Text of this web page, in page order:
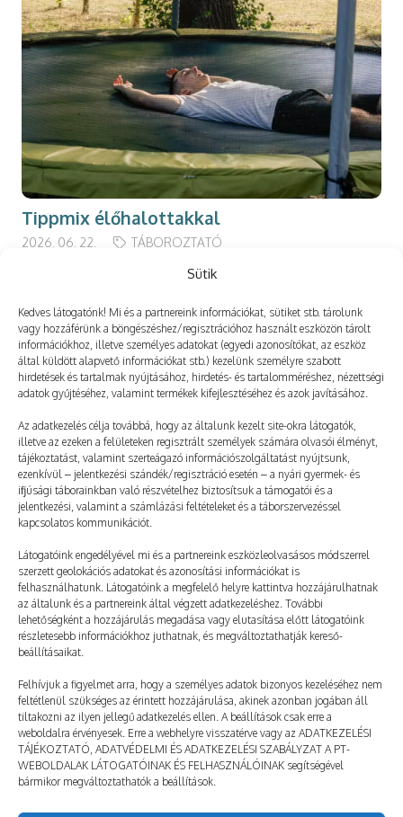
Sütik
Kedves látogatónk! Mi és a partnereink információkat, sütiket stb. tárolunk
vagy hozzáférünk a böngészéshez/regisztrációhoz használt eszközön tárolt
információkhoz, illetve személyes adatokat (egyedi azonosítókat, az eszköz
által küldött alapvető információkat stb.) kezelünk személyre szabott
hirdetések és tartalmak nyújtásához, hirdetés- és tartalomméréshez, nézettségi
adatok gyűjtéséhez, valamint termékek kifejlesztéséhez és azok javításához.
Az adatkezelés célja továbbá, hogy az általunk kezelt site-okra látogatók,
illetve az ezeken a felületeken regisztrált személyek számára olvasói élményt,
tájékoztatást, valamint szerteágazó információszolgáltatást nyújtsunk,
ezenkívül – jelentkezési szándék/regisztráció esetén – a nyári gyermek- és
ifjúsági táborainkban való részvételhez biztosítsuk a támogatói és a
jelentkezési, valamint a számlázási feltételeket és a táborszervezéssel
kapcsolatos kommunikációt.
Látogatóink engedélyével mi és a partnereink eszközleolvasásos módszerrel
szerzett geolokációs adatokat és azonosítási információkat is
felhasználhatunk. Látogatóink a megfelelő helyre kattintva hozzájárulhatnak
az általunk és a partnereink által végzett adatkezeléshez. További
lehetőségként a hozzájárulás megadása vagy elutasítása előtt látogatóink
részletesebb információkhoz juthatnak, és megváltoztathatják kereső-
beállításaikat.
Felhívjuk a figyelmet arra, hogy a személyes adatok bizonyos kezeléséhez nem
feltétlenül szükséges az érintett hozzájárulása, akinek azonban jogában áll
tiltakozni az ilyen jellegű adatkezelés ellen. A beállítások csak erre a
weboldalra érvényesek. Erre a webhelyre visszatérve vagy az ADATKEZELÉSI
TÁJÉKOZTATÓ, ADATVÉDELMI ÉS ADATKEZELÉSI SZABÁLYZAT A PT-
WEBOLDALAK LÁTOGATÓINAK ÉS FELHASZNÁLÓINAK segítségével
bármikor megváltoztathatók a beállítások.
Tippmix élőhalottakkal
2026. 06. 22. TÁBOROZTATÓ
Még több
Ötletelés a PT alapítójával
2024. 07. 15. TÁBOROZTATÓ